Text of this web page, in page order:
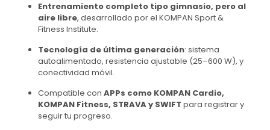
Entrenamiento completo tipo gimnasio, pero al
aire libre, desarrollado por el KOMPAN Sport &
Fitness Institute.
Tecnología de última generación: sistema
autoalimentado, resistencia ajustable (25–600 W), y
conectividad móvil.
Compatible con APPs como KOMPAN Cardio,
KOMPAN Fitness, STRAVA y SWIFT para registrar y
seguir tu progreso.